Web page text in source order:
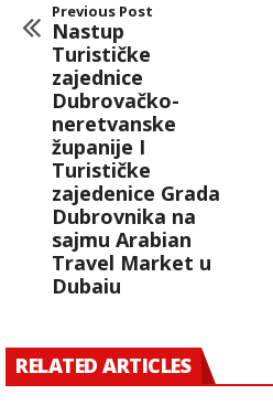
Previous Post
Nastup
Turističke
zajednice
Dubrovačko-
neretvanske
županije I
Turističke
zajedenice Grada
Dubrovnika na
sajmu Arabian
Travel Market u
Dubaiu
RELATED ARTICLES